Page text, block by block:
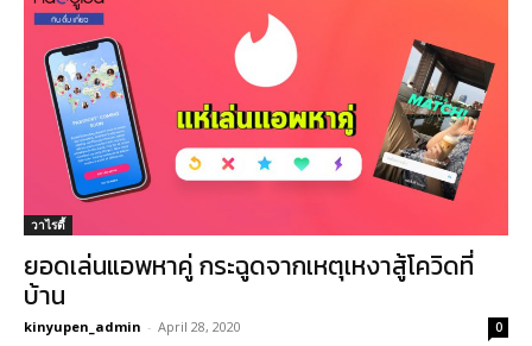
วาไรตี้
ยอดเล่นแอพหาคู่ กระฉูดจากเหตุเหงาสู้โควิดที่
บ้าน
kinyupen_admin - April 28, 2020 0